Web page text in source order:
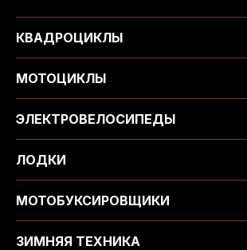
КВАДРОЦИКЛЫ
МОТОЦИКЛЫ
ЭЛЕКТРОВЕЛОСИПЕДЫ
ЛОДКИ
МОТОБУКСИРОВЩИКИ
ЗИМНЯЯ ТЕХНИКА